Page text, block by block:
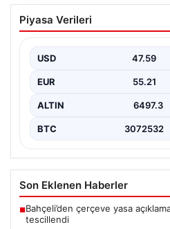
Açık Hava Yaşam
bahçe mutfağı
değerli alanlarından bir tanesi
Piyasa Verileri
USD 47.59
EUR 55.21
ALTIN 6497.3
BTC 3072532
Son Eklenen Haberler
■Bahçeli’den çerçeve yasa
tescillendi